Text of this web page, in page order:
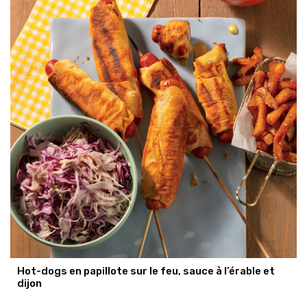
Hot-dogs en papillote sur le feu, sauce à l’érable et
dijon